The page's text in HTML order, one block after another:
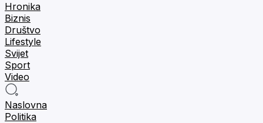
Hronika
Biznis
Društvo
Lifestyle
Svijet
Sport
Video
Naslovna
Politika